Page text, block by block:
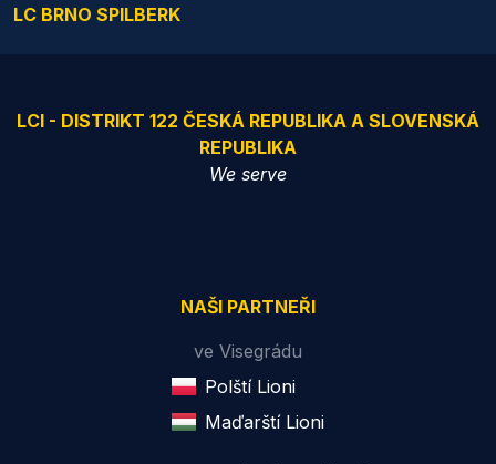
LC BRNO SPILBERK
LCI - DISTRIKT 122 ČESKÁ REPUBLIKA A SLOVENSKÁ
REPUBLIKA
We serve
NAŠI PARTNEŘI
ve Visegrádu
Polští Lioni
Maďarští Lioni